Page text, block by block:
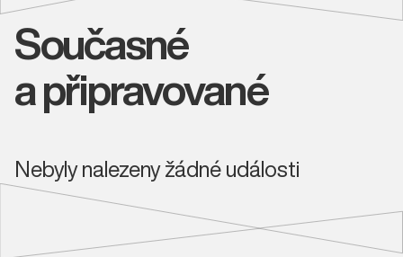
Současné
a připravované
Nebyly nalezeny žádné události